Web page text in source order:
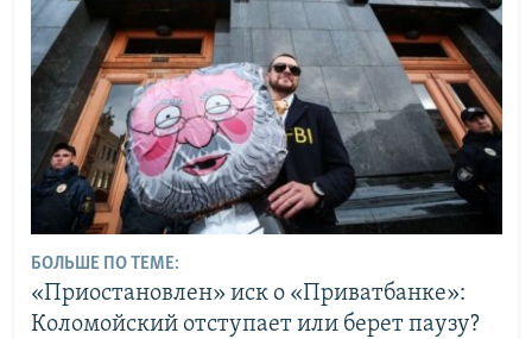
БОЛЬШЕ ПО ТЕМЕ:
«Приостановлен» иск о «Приватбанке»:
Коломойский отступает или берет паузу?